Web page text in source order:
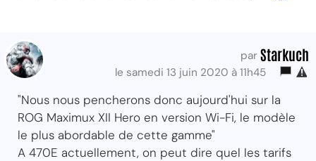
par Starkuch
le samedi 13 juin 2020 à 11h45
"Nous nous pencherons donc aujourd'hui sur la
ROG Maximux XII Hero en version Wi-Fi, le modèle
le plus abordable de cette gamme"
A 470E actuellement, on peut dire quel les tarifs